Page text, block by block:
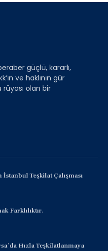
İstanbul Teşkilat Çalışması
Farklılıktır.
Hızla Teşkilatlanmaya
güçlü, kararlı,
ve haklının gür
olan bir